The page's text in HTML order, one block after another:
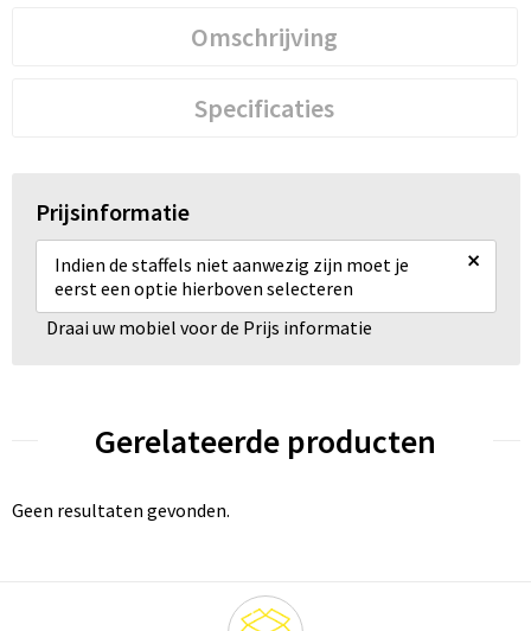
Omschrijving
Specificaties
Prijsinformatie
Indien de staffels niet aanwezig zijn moet je
eerst een optie hierboven selecteren
×
Draai uw mobiel voor de Prijs informatie
Gerelateerde producten
Geen resultaten gevonden.